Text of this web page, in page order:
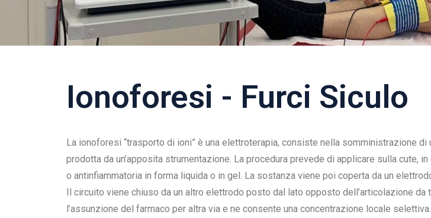
Ionoforesi - Furci Siculo
La ionoforesi “trasporto di ioni” è una elettroterapia, consiste nella somministrazione
prodotta da un’apposita strumentazione. La procedura prevede di applicare sulla cute,
o antinfiammatoria in forma liquida o in gel. La sostanza viene poi coperta da un
Il circuito viene chiuso da un altro elettrodo posto dal lato opposto dell’articolazione
l’assunzione del farmaco per altra via e ne consente una concentrazione locale